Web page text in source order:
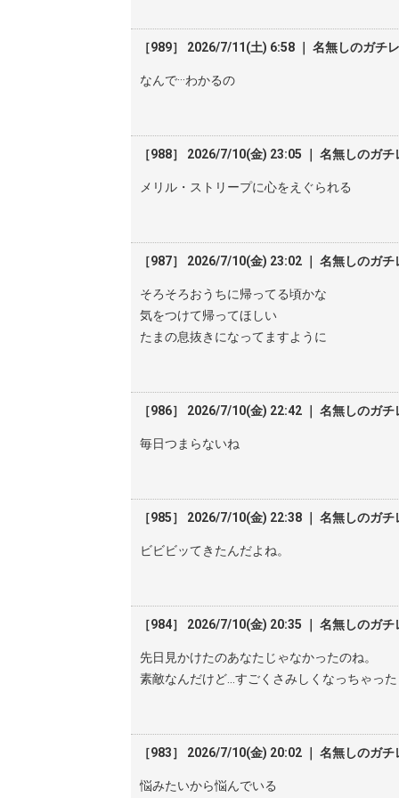
［989］ 2026/7/11(土) 6:58 ｜ 名無しのガチ
なんで···わかるの
［988］ 2026/7/10(金) 23:05 ｜ 名無しのガチ
メリル・ストリープに心をえぐられる
［987］ 2026/7/10(金) 23:02 ｜ 名無しのガチ
そろそろおうちに帰ってる頃かな
気をつけて帰ってほしい
たまの息抜きになってますように
［986］ 2026/7/10(金) 22:42 ｜ 名無しのガチ
毎日つまらないね
［985］ 2026/7/10(金) 22:38 ｜ 名無しのガチ
ビビビッてきたんだよね。
［984］ 2026/7/10(金) 20:35 ｜ 名無しのガチ
先日見かけたのあなたじゃなかったのね。
素敵なんだけど…すごくさみしくなっちゃった
［983］ 2026/7/10(金) 20:02 ｜ 名無しのガチ
悩みたいから悩んでいる